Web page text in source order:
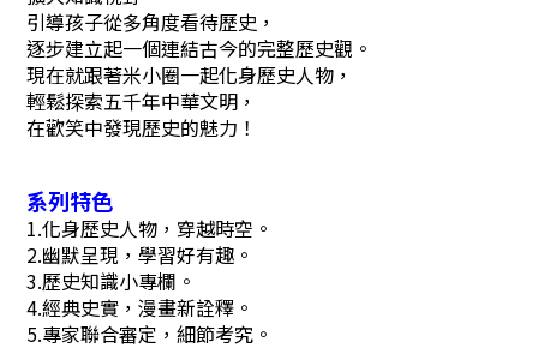
引導孩子從多角度看待歷史，
逐步建立起一個連結古今的完整歷史觀。
現在就跟著米小圈一起化身歷史人物，
輕鬆探索五千年中華文明，
在歡笑中發現歷史的魅力！
系列特色
1.化身歷史人物，穿越時空。
2.幽默呈現，學習好有趣。
3.歷史知識小專欄。
4.經典史實，漫畫新詮釋。
5.專家聯合審定，細節考究。